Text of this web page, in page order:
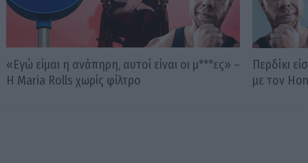
«Εγώ είμαι η ανάπηρη, αυτοί είναι οι μ***ες» –
Η Maria Rolls χωρίς φίλτρο
Περδίκι
με τον